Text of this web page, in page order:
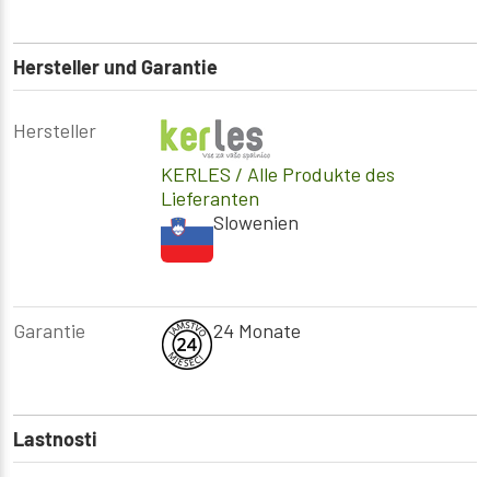
Hersteller und Garantie
Hersteller
KERLES / Alle Produkte des
Lieferanten
Slowenien
Garantie 24 Monate
Lastnosti